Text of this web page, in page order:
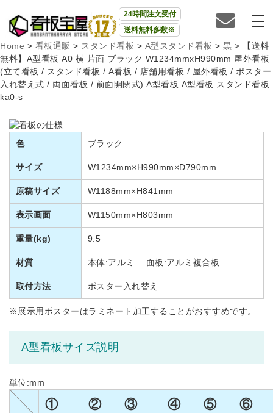
24時間注文受付
送料無料多数※
Home > 看板通販 > スタンド看板 > A型スタンド看板 > 黒 >
【送料
無料】A型看板 A0 横 片面 ブラック W1234mmxH990mm 屋外看板
(立て看板 / スタンド看板 / A看板 / 店舗用看板 / 屋外看板 / ポスター
入れ替え式 / 両面看板 / 前面開閉式) A型看板 A型看板 スタンド看板
ka0-s
色 ブラック
サイズ W1234mm×H990mm×D790mm
原稿サイズ W1188mm×H841mm
表示画面 W1150mm×H803mm
重量(kg) 9.5
材質 本体:アルミ 面板:アルミ複合板
取付方法 ポスター入れ替え
※展示用ポスターはラミネート加工することがおすすめです。
A型看板サイズ説明
単位:mm
① ② ③ ④ ⑤ ⑥